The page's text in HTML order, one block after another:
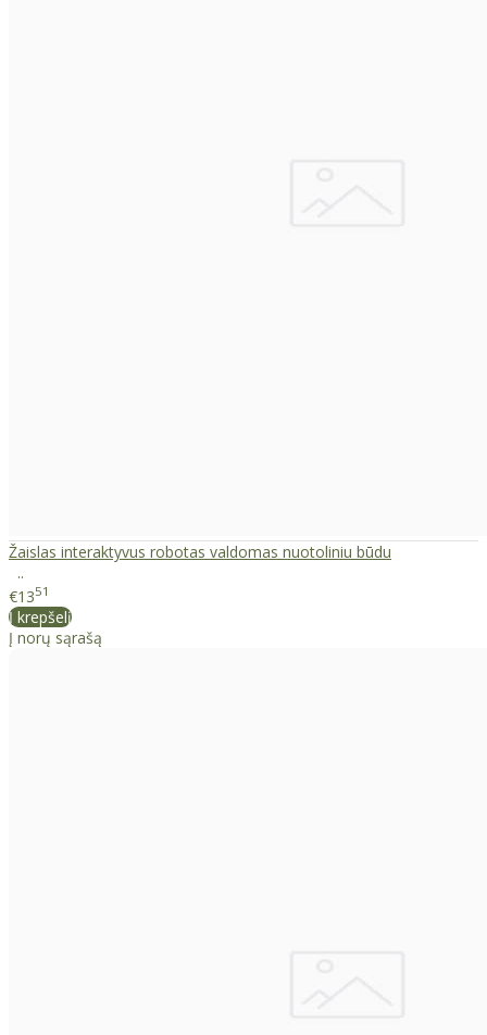
Žaislas interaktyvus robotas valdomas nuotoliniu būdu
..
€1351
Į krepšelį
Į norų sąrašą